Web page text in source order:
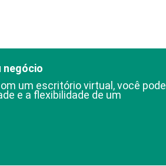
negócio
um escritório virtual, você pode
e a flexibilidade de um